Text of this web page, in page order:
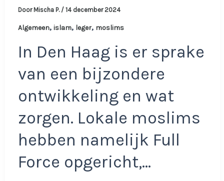
Door Mischa P. / 14 december 2024
Algemeen, islam, leger, moslims
In Den Haag is er sprake
van een bijzondere
ontwikkeling en wat
zorgen. Lokale moslims
hebben namelijk Full
Force opgericht,…